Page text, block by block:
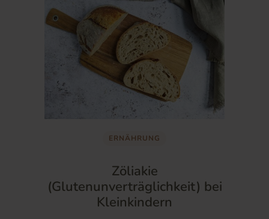
ERNÄHRUNG
Zöliakie
(Glutenunverträglichkeit) bei
Kleinkindern